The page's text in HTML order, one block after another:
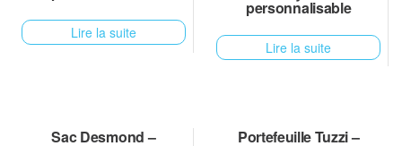
Lire la suite
personnalisable
Lire la suite
Sac Desmond – Portefeuille Tuzzi –